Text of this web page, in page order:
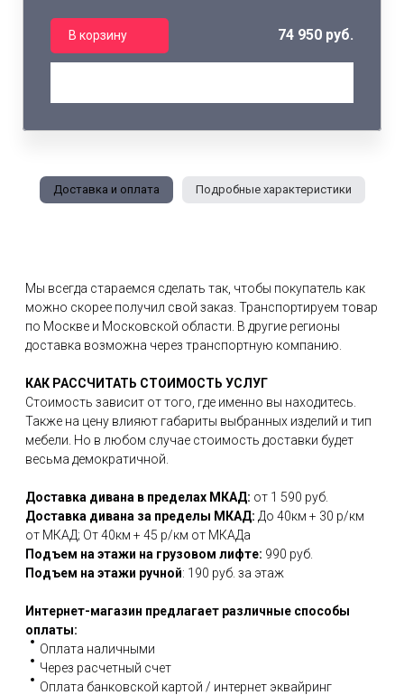
В корзину 74 950 руб.
Доставка и оплата Подробные характеристики
Мы всегда стараемся сделать так, чтобы покупатель как
можно скорее получил свой заказ. Транспортируем товар
по Москве и Московской области. В другие регионы
доставка возможна через транспортную компанию.
КАК РАССЧИТАТЬ СТОИМОСТЬ УСЛУГ
Стоимость зависит от того, где именно вы находитесь.
Также на цену влияют габариты выбранных изделий и тип
мебели. Но в любом случае стоимость доставки будет
весьма демократичной.
Доставка дивана в пределах МКАД: от 1 590 руб.
Доставка дивана за пределы МКАД: До 40км + 30 р/км
от МКАД; От 40км + 45 р/км от МКАДа
Подъем на этажи на грузовом лифте: 990 руб.
Подъем на этажи ручной: 190 руб. за этаж
Интернет-магазин предлагает различные способы
оплаты:
Оплата наличными
Через расчетный счет
Оплата банковской картой / интернет эквайринг